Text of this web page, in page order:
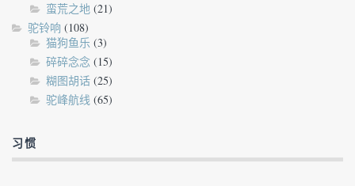
蛮荒之地 (21)
驼铃响 (108)
猫狗鱼乐 (3)
碎碎念念 (15)
糊图胡话 (25)
驼峰航线 (65)
习惯